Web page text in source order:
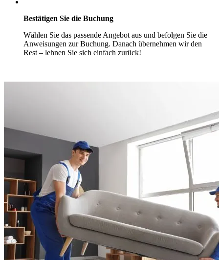
Bestätigen Sie die Buchung
Wählen Sie das passende Angebot aus und befolgen Sie die
Anweisungen zur Buchung. Danach übernehmen wir den
Rest – lehnen Sie sich einfach zurück!